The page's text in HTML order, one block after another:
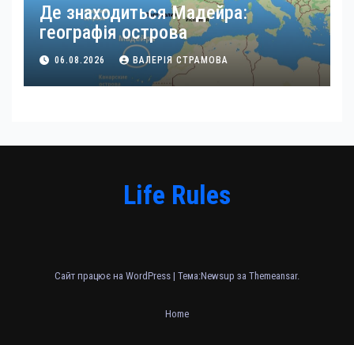
Де знаходиться Мадейра:
географія острова
06.08.2026 ВАЛЕРІЯ СТРАМОВА
Life Rules
Сайт працює на WordPress | Тема:Newsup за Themeansar.
Home